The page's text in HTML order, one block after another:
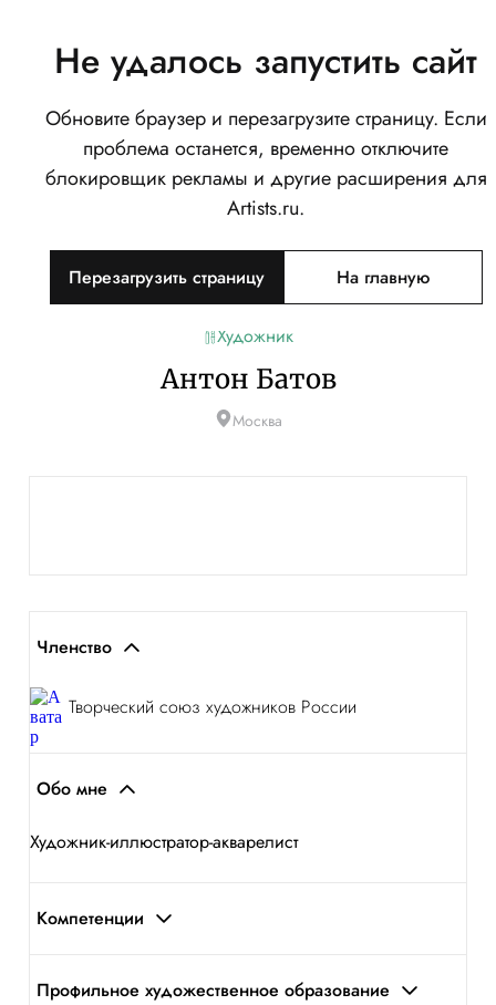
Не удалось запустить сайт
Обновите браузер и перезагрузите страницу. Если
проблема останется, временно отключите
блокировщик рекламы и другие расширения для
Artists.ru.
Перезагрузить страницу На главную
Художник
Антон Батов
Москва
Членство
Творческий союз художников России
Обо мне
Художник-иллюстратор-акварелист
Компетенции
Профильное художественное образование